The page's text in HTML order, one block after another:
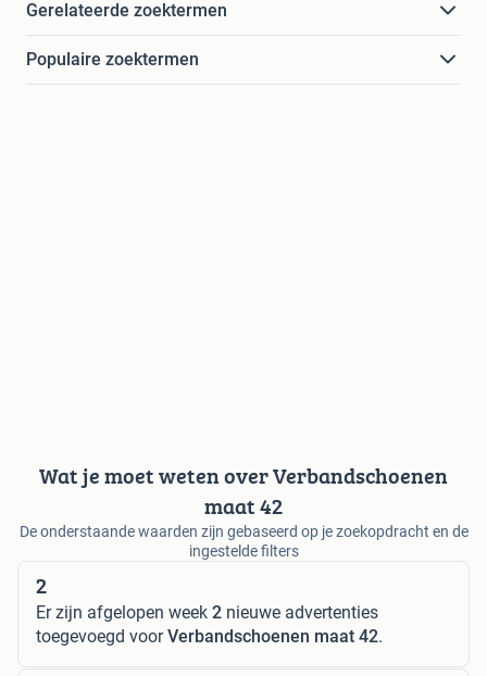
Gerelateerde zoektermen
Populaire zoektermen
Wat je moet weten over Verbandschoenen
maat 42
De onderstaande waarden zijn gebaseerd op je zoekopdracht en de
ingestelde filters
2
Er zijn afgelopen week 2 nieuwe advertenties
toegevoegd voorVerbandschoenen maat 42.